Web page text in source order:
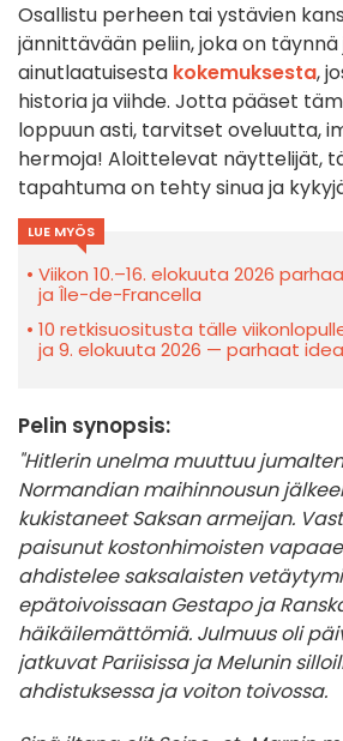
Osallistu perheen tai ystävien
jännittävään peliin, joka on
ainutlaatuisesta kokemuksesta,
historia ja viihde. Jotta pääset
loppuun asti, tarvitset oveluutta,
hermoja! Aloittelevat näyttelijät,
tapahtuma on tehty sinua ja
LUE MYÖS
Viikon 10.–16. elokuuta 2026
ja Île-de-Francella
10 retkisuositusta tälle
ja 9. elokuuta 2026 — parhaat
Pelin synopsis:
"Hitlerin unelma muuttuu
Normandian maihinnousun
kukistaneet Saksan armeijan.
paisunut kostonhimoisten
ahdistelee saksalaisten
epätoivoissaan Gestapo ja
häikäilemättömiä. Julmuus oli
jatkuvat Pariisissa ja Melunin
ahdistuksessa ja voiton toivossa.